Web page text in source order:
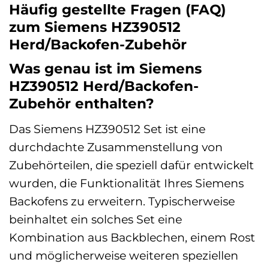
Häufig gestellte Fragen (FAQ)
zum Siemens HZ390512
Herd/Backofen-Zubehör
Was genau ist im Siemens
HZ390512 Herd/Backofen-
Zubehör enthalten?
Das Siemens HZ390512 Set ist eine
durchdachte Zusammenstellung von
Zubehörteilen, die speziell dafür entwickelt
wurden, die Funktionalität Ihres Siemens
Backofens zu erweitern. Typischerweise
beinhaltet ein solches Set eine
Kombination aus Backblechen, einem Rost
und möglicherweise weiteren speziellen